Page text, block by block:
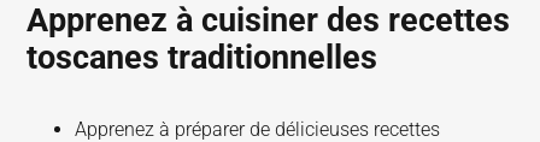
Apprenez à cuisiner des recettes
toscanes traditionnelles
Apprenez à préparer de délicieuses recettes